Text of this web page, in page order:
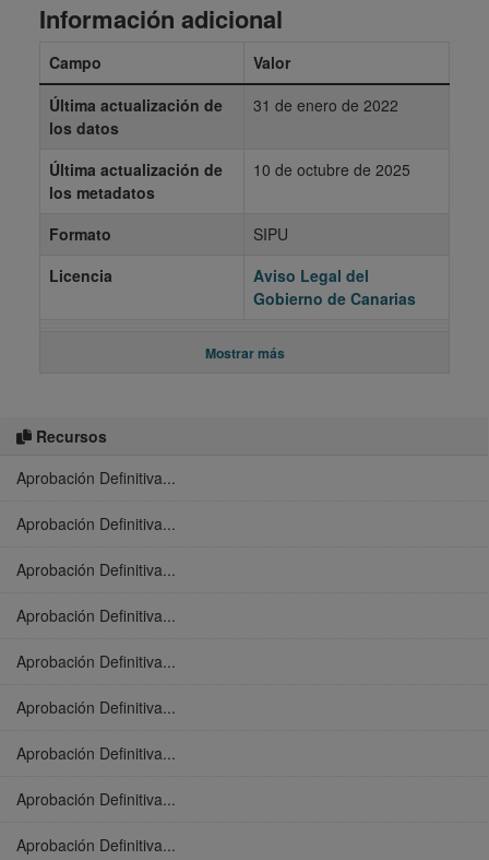
Recursos
Aprobación Definitiva...
Aprobación Definitiva...
Aprobación Definitiva...
Aprobación Definitiva...
Aprobación Definitiva...
Aprobación Definitiva...
Aprobación Definitiva...
Aprobación Definitiva...
Aprobación Definitiva...
Información adicional
Campo
Valor
Última actualización de
los datos
31 de enero de 2022
Última actualización de
los metadatos
10 de octubre de 2025
Formato
SIPU
Licencia
Aviso Legal del
Gobierno de Canarias
Mostrar más